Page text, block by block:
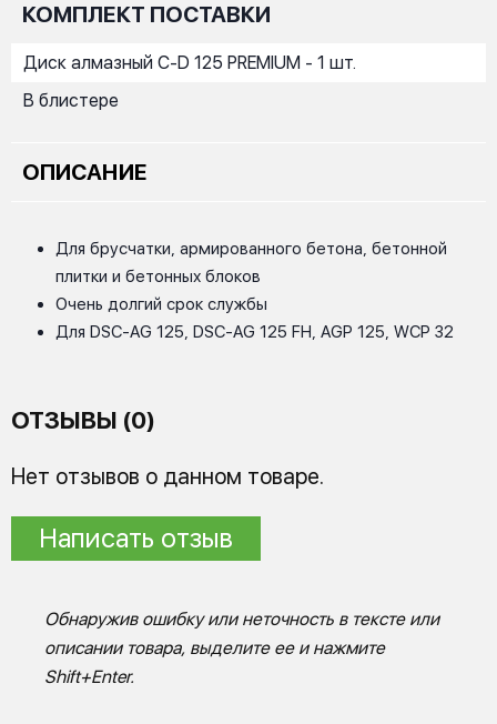
КОМПЛЕКТ ПОСТАВКИ
Диск алмазный C-D 125 PREMIUM - 1 шт.
В блистере
ОПИСАНИЕ
Для брусчатки, армированного бетона, бетонной
плитки и бетонных блоков
Очень долгий срок службы
Для DSC-AG 125, DSC-AG 125 FH, AGP 125, WCP 32
ОТЗЫВЫ (0)
Нет отзывов о данном товаре.
Написать отзыв
Обнаружив ошибку или неточность в тексте или
описании товара, выделите ее и нажмите
Shift+Enter.